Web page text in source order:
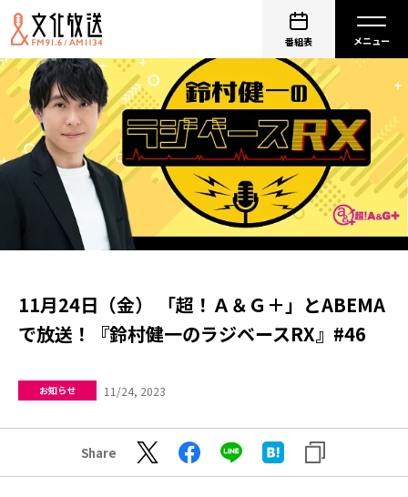
番組表
11月24日（金） 「超！Ａ＆Ｇ＋」とABEMA
で放送！『鈴村健一のラジベースRX』#46
お知らせ 11/24, 2023
Share